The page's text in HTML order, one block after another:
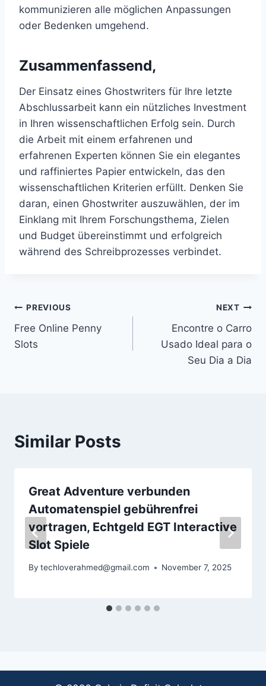
kommunizieren alle möglichen Anpassungen
oder Bedenken umgehend.
Zusammenfassend,
Der Einsatz eines Ghostwriters für Ihre letzte
Abschlussarbeit kann ein nützliches Investment
in Ihren wissenschaftlichen Erfolg sein. Durch
die Arbeit mit einem erfahrenen und
erfahrenen Experten können Sie ein elegantes
und raffiniertes Papier entwickeln, das den
wissenschaftlichen Kriterien erfüllt. Denken Sie
daran, einen Ghostwriter auszuwählen, der im
Einklang mit Ihrem Forschungsthema, Zielen
und Budget übereinstimmt und erfolgreich
während des Schreibprozesses verbindet.
Post
navigation
PREVIOUS
Free Online Penny
Slots
NEXT
Encontre o Carro
Usado Ideal para o
Seu Dia a Dia
Similar Posts
Great Adventure verbunden
Automatenspiel gebührenfrei
vortragen, Echtgeld EGT Interactive
Slot Spiele
By techloverahmed@gmail.com November 7, 2025